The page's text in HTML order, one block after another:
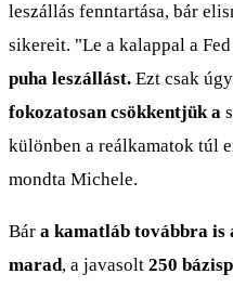
leszállás fenntartása, bár
sikereit. "Le a kalappal a
puha leszállást. Ezt csak
fokozatosan csökkentjük a
különben a reálkamatok túl
mondta Michele.
Bár a kamatláb továbbra is
marad, a javasolt 250